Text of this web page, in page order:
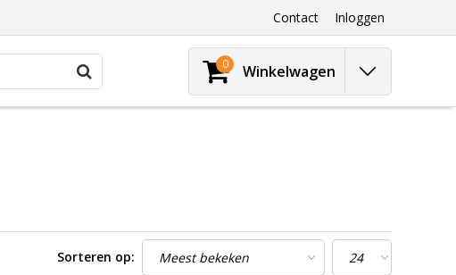
Contact Inloggen
0 Winkelwagen
Sorteren op: